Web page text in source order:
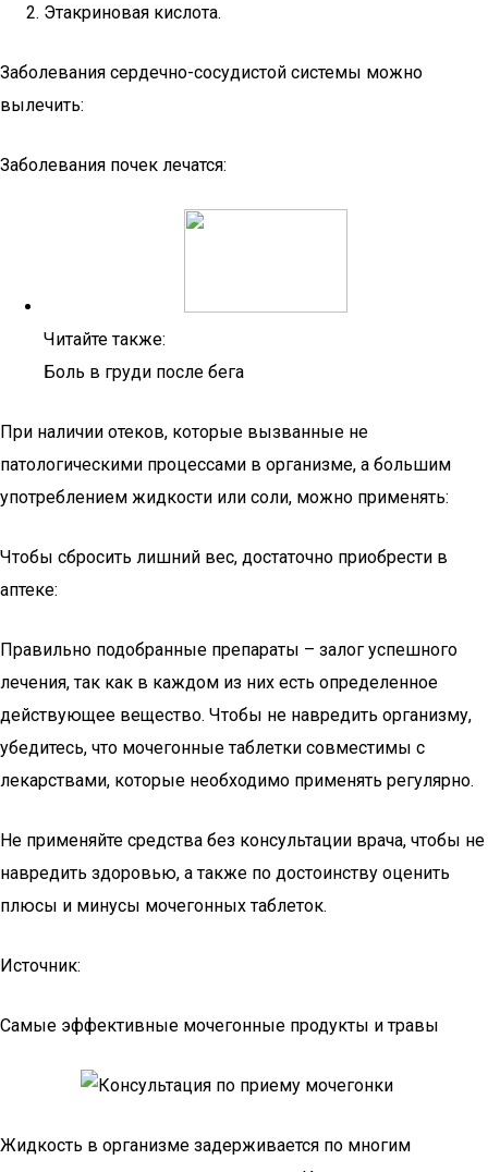
Этакриновая кислота.
Заболевания сердечно-сосудистой системы можно
вылечить:
Заболевания почек лечатся:
Читайте также:
Боль в груди после бега
При наличии отеков, которые вызванные не
патологическими процессами в организме, а большим
употреблением жидкости или соли, можно применять:
Чтобы сбросить лишний вес, достаточно приобрести в
аптеке:
Правильно подобранные препараты – залог успешного
лечения, так как в каждом из них есть определенное
действующее вещество. Чтобы не навредить организму,
убедитесь, что мочегонные таблетки совместимы с
лекарствами, которые необходимо применять регулярно.
Не применяйте средства без консультации врача, чтобы не
навредить здоровью, а также по достоинству оценить
плюсы и минусы мочегонных таблеток.
Источник:
Самые эффективные мочегонные продукты и травы
Жидкость в организме задерживается по многим